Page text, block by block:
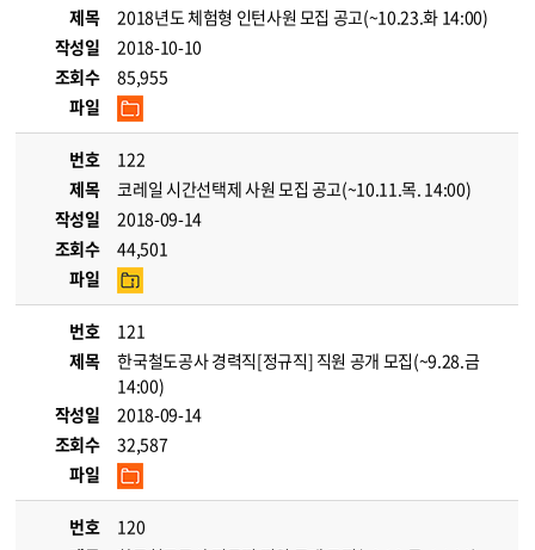
제목
2018년도 체험형 인턴사원 모집 공고(~10.23.화 14:00)
작성일
2018-10-10
조회수
85,955
파일
번호
122
제목
코레일 시간선택제 사원 모집 공고(~10.11.목. 14:00)
작성일
2018-09-14
조회수
44,501
파일
번호
121
제목
한국철도공사 경력직[정규직] 직원 공개 모집(~9.28.금
14:00)
작성일
2018-09-14
조회수
32,587
파일
번호
120